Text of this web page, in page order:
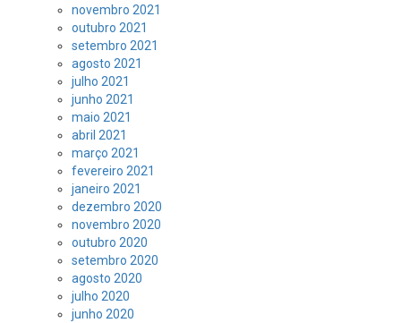
novembro 2021
outubro 2021
setembro 2021
agosto 2021
julho 2021
junho 2021
maio 2021
abril 2021
março 2021
fevereiro 2021
janeiro 2021
dezembro 2020
novembro 2020
outubro 2020
setembro 2020
agosto 2020
julho 2020
junho 2020